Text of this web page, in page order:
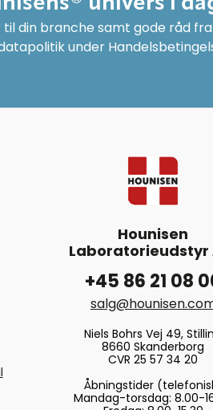
din branche samt gode råd
under
Hounisen
Laboratorieudstyr
+45 86 21 08
Niels Bohrs Vej 49,
8660 Skanderborg
CVR 25 57 34 20
Åbningstider
Mandag-torsdag: 8.00-